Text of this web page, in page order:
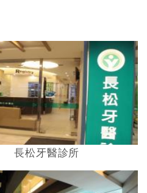
長松牙醫診所